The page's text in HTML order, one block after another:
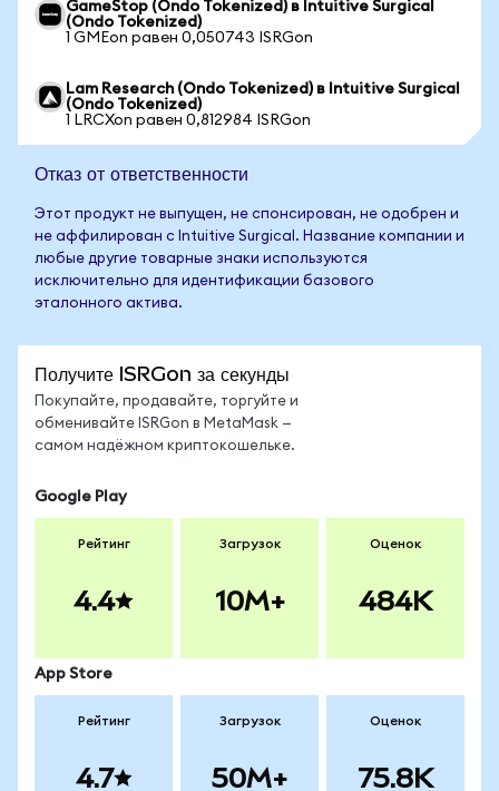
GameStop (Ondo Tokenized) в Intuitive Surgical
(Ondo Tokenized)
1 GMEon равен 0,050743 ISRGon
Lam Research (Ondo Tokenized) в Intuitive Surgical
(Ondo Tokenized)
1 LRCXon равен 0,812984 ISRGon
Отказ от ответственности
Этот продукт не выпущен, не спонсирован, не одобрен и
не аффилирован с Intuitive Surgical. Название компании и
любые другие товарные знаки используются
исключительно для идентификации базового
эталонного актива.
Получите ISRGon за секунды
Покупайте, продавайте, торгуйте и
обменивайте ISRGon в MetaMask —
самом надёжном криптокошельке.
Google Play
Рейтинг
4.4
Загрузок
10M+
Оценок
484K
App Store
Рейтинг
4.7
Загрузок
50M+
Оценок
75.8K